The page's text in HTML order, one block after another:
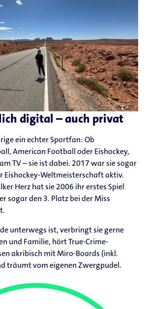
digital – auch privat
ein echter Sportfan: Ob
American Football oder Eishockey,
TV – sie ist dabei. 2017 war sie sogar
Eishockey-​Weltmeisterschaft aktiv.
Herz hat sie 2006 ihr erstes Spiel
sogar den 3. Platz bei der Miss
unterwegs ist, verbringt sie gerne
und Familie, hört True-​Crime-​
akribisch mit Miro-​Boards (inkl.
träumt vom eigenen Zwergpudel.